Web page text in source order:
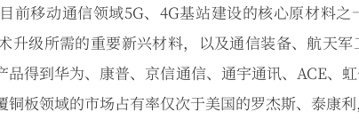
前移动通信领域5G、4G基站建设的核心原材料
升级所需的重要新兴材料，以及通信装备、航天
品得到华为、康普、京信通信、通宇通讯、ACE、
板领域的市场占有率仅次于美国的罗杰斯、泰康利